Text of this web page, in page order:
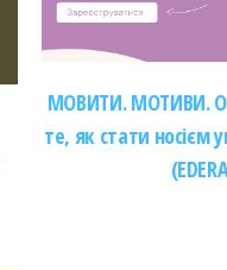
МОВИТИ. МОТИВИ.
те, як стати носієм